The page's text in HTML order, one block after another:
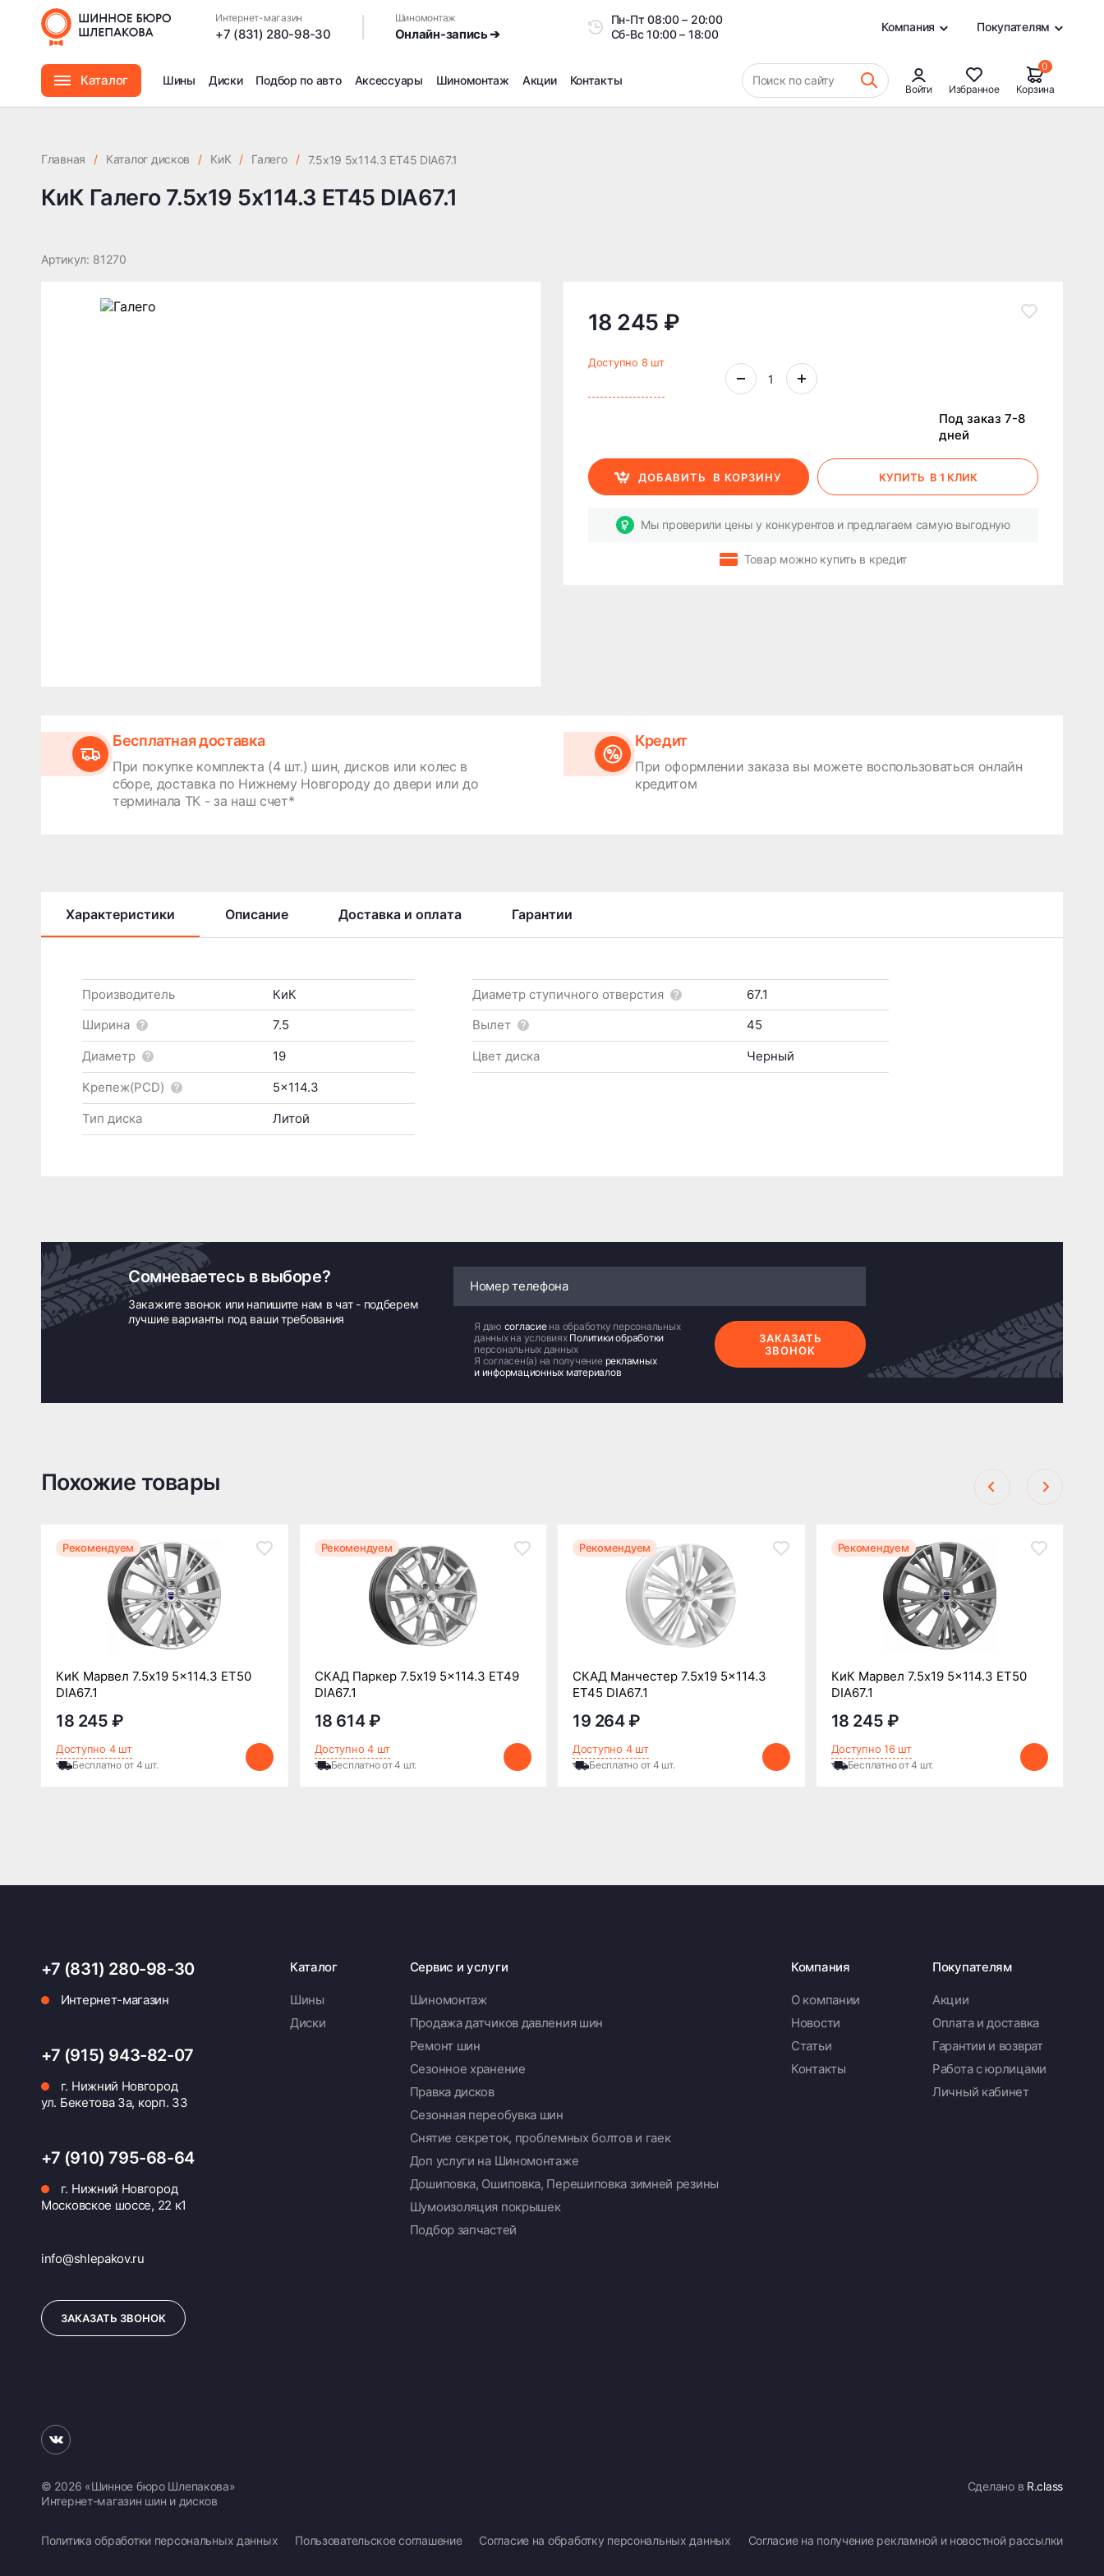
Интернет-магазин
+7 (831) 280-98-30
Шиномонтаж
Онлайн-запись ➔
Пн-Пт08:00 – 20:00
Сб-Вс10:00 – 18:00
Компания Покупателям
Каталог Шины Диски Подбор по авто Аксессуары Шиномонтаж
Сезонное хранение
Дошиповка, Ошиповка, Перешиповка зимней резины
Акции Контакты Поиск по сайту
Войти Избранное
0
Корзина
КиК Галего 7.5x19 5x114.3 ET45 DIA67.1
Главная / Каталог дисков / КиК / Галего / 7.5x19 5x114.3 ET45 DIA67.1
КиК Галего 7.5x19 5x114.3 ET45 DIA67.1
Артикул: 81270
18 245 ₽
Доступно 8 шт
Под заказ 7-8
дней
ДОБАВИТЬ В КОРЗИНУ КУПИТЬ В 1 КЛИК
Мы проверили цены у конкурентов и предлагаем самую выгодную
Товар можно купить в кредит
Бесплатная доставка
При покупке комплекта (4 шт.) шин, дисков или колес в
сборе, доставка по Нижнему Новгороду до двери или до
терминала ТК - за наш счет*
Кредит
При оформлении заказа вы можете воспользоваться онлайн
кредитом
Характеристики Описание Доставка и оплата Гарантии
Производитель
КиК
Ширина
7.5
Диаметр
19
Крепеж(PCD)
5x114.3
Тип диска
Литой
Диаметр ступичного отверстия
67.1
Вылет
45
Цвет диска
Черный
Сомневаетесь в выборе?
Закажите звонок или напишите нам в чат - подберем
лучшие варианты под ваши требования
Я даю согласие на обработку персональных
данных на условиях Политики обработки
персональных данных
Я согласен(а) на получение рекламных
и информационных материалов
ЗАКАЗАТЬ
ЗВОНОК
Похожие товары
Рекомендуем
КиК Марвел 7.5x19 5x114.3 ET50
DIA67.1
18 245 ₽
Доступно 4 шт
Бесплатно от 4 шт.
Рекомендуем
СКАД Паркер 7.5x19 5x114.3 ET49
DIA67.1
18 614 ₽
Доступно 4 шт
Бесплатно от 4 шт.
Рекомендуем
СКАД Манчестер 7.5x19 5x114.3
ET45 DIA67.1
19 264 ₽
Доступно 4 шт
Бесплатно от 4 шт.
Рекомендуем
КиК Марвел 7.5x19 5x114.3 ET50
DIA67.1
18 245 ₽
Доступно 16 шт
Бесплатно от 4 шт.
+7 (831) 280-98-30
Интернет-магазин
+7 (915) 943-82-07
г. Нижний Новгород
ул. Бекетова 3а, корп. 33
+7 (910) 795-68-64
г. Нижний Новгород
Московское шоссе, 22 к1
info@shlepakov.ru
ЗАКАЗАТЬ ЗВОНОК
Каталог
Шины
Диски
Сервис и услуги
Шиномонтаж
Продажа датчиков давления шин
Ремонт шин
Сезонное хранение
Правка дисков
Сезонная переобувка шин
Снятие секреток, проблемных болтов и гаек
Доп услуги на Шиномонтаже
Дошиповка, Ошиповка, Перешиповка зимней резины
Шумоизоляция покрышек
Подбор запчастей
Компания
О компании
Новости
Статьи
Контакты
Покупателям
Акции
Оплата и доставка
Гарантии и возврат
Работа с юрлицами
Личный кабинет
© 2026 «Шинное бюро Шлепакова»
Интернет-магазин шин и дисков
Сделано в R.class
Политика обработки персональных данных Пользовательское соглашение Согласие на обработку персональных данных Согласие на получение рекламной и новостной рассылки